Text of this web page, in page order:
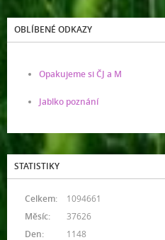
OBLÍBENÉ ODKAZY
Opakujeme si ČJ a M
Jablko poznání
STATISTIKY
Celkem:
1094661
Měsíc:
37626
Den:
1148